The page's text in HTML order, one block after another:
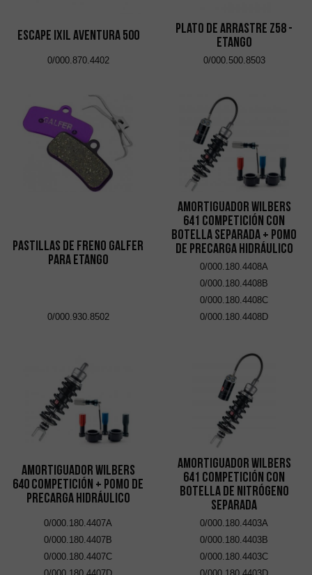
ESCAPE IXIL AVENTURA 500
0/000.870.4402
Plato de Arrastre Z58 -
eTango
0/000.500.8503
Pastillas de freno Galfer
para eTango
0/000.930.8502
Amortiguador Wilbers
641 Competición con
Botella Separada + Pomo
de Precarga Hidráulico
0/000.180.4408A
0/000.180.4408B
0/000.180.4408C
0/000.180.4408D
Amortiguador Wilbers
640 Competición + Pomo de
Precarga Hidráulico
0/000.180.4407A
0/000.180.4407B
0/000.180.4407C
Amortiguador Wilbers
641 Competición con
Botella de Nitrógeno
Separada
0/000.180.4403A
0/000.180.4403B
0/000.180.4403C